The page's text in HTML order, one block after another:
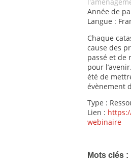
Année de
Langue :
Chaque
cause des
passé et de
pour
été de
évènement
Type :
Lien :
webinaire
Mots clés :